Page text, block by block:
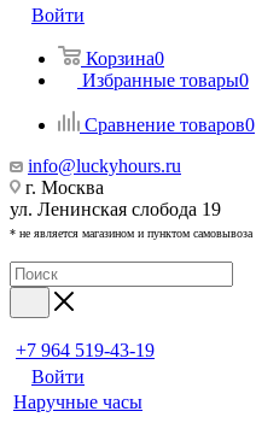
Войти
Корзина0
Избранные товары0
Сравнение товаров0
info@luckyhours.ru
г. Москва
ул. Ленинская слобода 19
* не является магазином и пунктом самовывоза
+7 964 519-43-19
Войти
Наручные часы